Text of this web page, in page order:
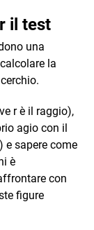
il test
una
la
rè il raggio),
agio con il
e sapere come
è
con
figure